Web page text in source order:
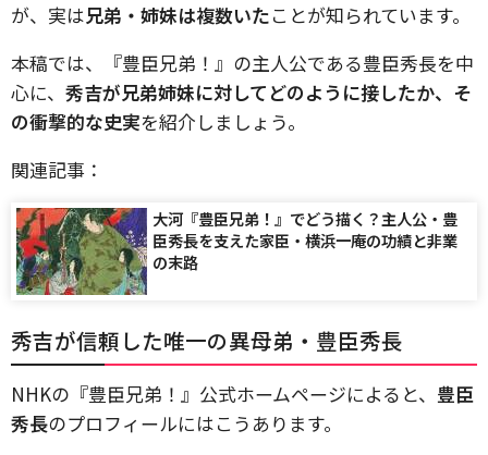
が、実は兄弟・姉妹は複数いたことが知られています。
本稿では、『豊臣兄弟！』の主人公である豊臣秀長を中
心に、 秀吉が兄弟姉妹に対してどのように接したか、そ
の衝撃的な史実を紹介しましょう。
関連記事：
大河『豊臣兄弟！』でどう描く？主人公・豊
臣秀長を支えた家臣・横浜一庵の功績と非業
の末路
秀吉が信頼した唯一の異母弟・豊臣秀長
NHKの『豊臣兄弟！』公式ホームページによると、 豊臣
秀長のプロフィールにはこうあります。